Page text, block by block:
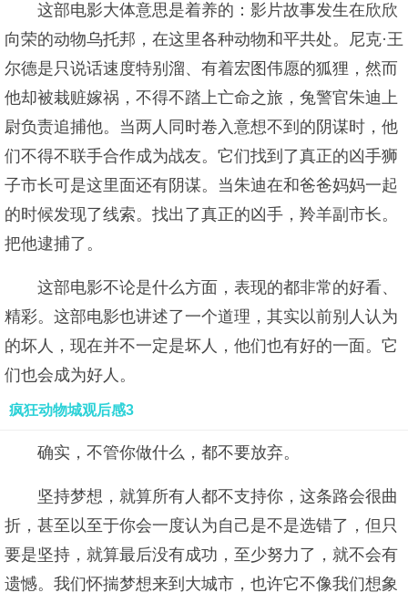
这部电影大体意思是着养的：影片故事发生在欣欣
向荣的动物乌托邦，在这里各种动物和平共处。尼克·王
尔德是只说话速度特别溜、有着宏图伟愿的狐狸，然而
他却被栽赃嫁祸，不得不踏上亡命之旅，兔警官朱迪上
尉负责追捕他。当两人同时卷入意想不到的阴谋时，他
们不得不联手合作成为战友。它们找到了真正的凶手狮
子市长可是这里面还有阴谋。当朱迪在和爸爸妈妈一起
的时候发现了线索。找出了真正的凶手，羚羊副市长。
把他逮捕了。
这部电影不论是什么方面，表现的都非常的好看、
精彩。这部电影也讲述了一个道理，其实以前别人认为
的坏人，现在并不一定是坏人，他们也有好的一面。它
们也会成为好人。
疯狂动物城观后感3
确实，不管你做什么，都不要放弃。
坚持梦想，就算所有人都不支持你，这条路会很曲
折，甚至以至于你会一度认为自己是不是选错了，但只
要是坚持，就算最后没有成功，至少努力了，就不会有
遗憾。我们怀揣梦想来到大城市，也许它不像我们想象